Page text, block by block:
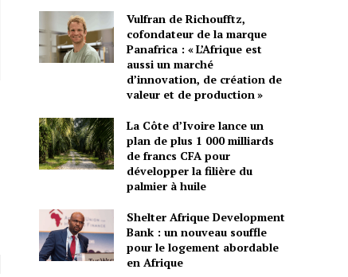
Vulfran de Richoufftz,
cofondateur de la marque
Panafrica : « L’Afrique est
aussi un marché
d’innovation, de création de
valeur et de production »
La Côte d’Ivoire lance un
plan de plus 1 000 milliards
de francs CFA pour
développer la filière du
palmier à huile
Shelter Afrique Development
Bank : un nouveau souffle
pour le logement abordable
en Afrique